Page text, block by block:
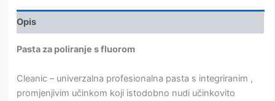
Opis
Pasta za poliranje s fluorom
Cleanic – univerzalna profesionalna pasta s integriranim ,
promjenjivim učinkom koji istodobno nudi učinkovito